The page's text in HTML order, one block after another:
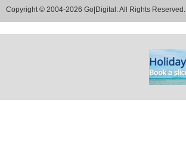
Copyright © 2004-2026 Go|Digital. All Rights Reserved.